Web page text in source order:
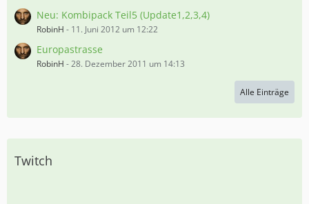
Neu: Kombipack Teil5 (Update1,2,3,4)
RobinH - 11. Juni 2012 um 12:22
Europastrasse
RobinH -28. Dezember 2011 um 14:13
Alle Einträge
Twitch